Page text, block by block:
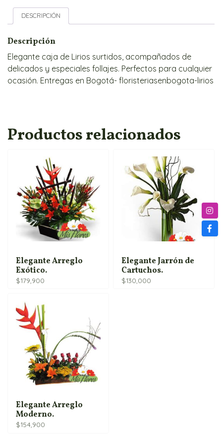
DESCRIPCIÓN
Descripción
Elegante caja de Lirios surtidos, acompañados de
delicados y especiales follajes. Perfectos para cualquier
ocasión. Entregas en Bogotá- floristeriasenbogota-lirios
Productos relacionados
Elegante Arreglo
Exótico.
$179,900
Elegante Jarrón de
Cartuchos.
$130,000
Elegante Arreglo
Moderno.
$154,900